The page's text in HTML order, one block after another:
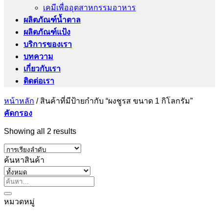
เคมีเพื่ออุตสาหกรรมอาหาร
ผลิตภัณฑ์น้ำตาล
ผลิตภัณฑ์แป้ง
บริการของเรา
บทความ
เกี่ยวกับเรา
ติดต่อเรา
หน้าหลัก /สินค้าที่มีป้ายกำกับ “ผงชูรส ขนาด 1 กิโลกรัม”
คัดกรอง
Showing all 2 results
ค้นหาสินค้า
ค้นหา:
หมวดหมู่